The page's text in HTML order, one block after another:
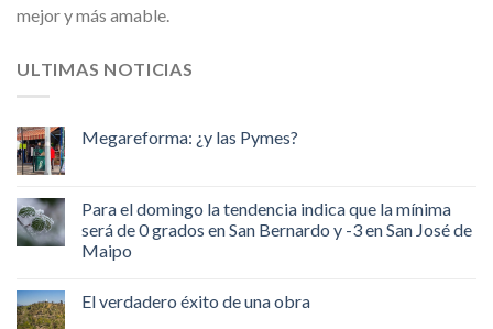
mejor y más amable.
ULTIMAS NOTICIAS
Megareforma: ¿y las Pymes?
Para el domingo la tendencia indica que la mínima
será de 0 grados en San Bernardo y -3 en San José de
Maipo
El verdadero éxito de una obra